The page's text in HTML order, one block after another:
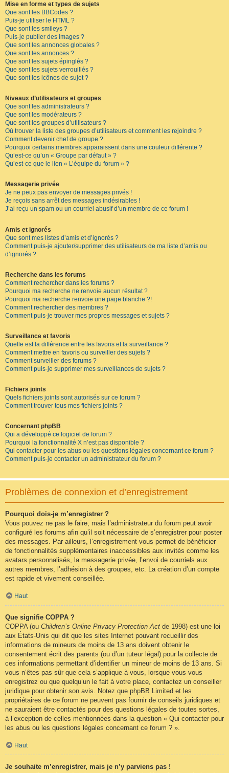
Mise en forme et types de sujets
Que sont les BBCodes ?
Puis-je utiliser le HTML ?
Que sont les smileys ?
Puis-je publier des images ?
Que sont les annonces globales ?
Que sont les annonces ?
Que sont les sujets épinglés ?
Que sont les sujets verrouillés ?
Que sont les icônes de sujet ?
Niveaux d’utilisateurs et groupes
Que sont les administrateurs ?
Que sont les modérateurs ?
Que sont les groupes d’utilisateurs ?
Où trouver la liste des groupes d’utilisateurs et comment les rejoindre ?
Comment devenir chef de groupe ?
Pourquoi certains membres apparaissent dans une couleur différente ?
Qu’est-ce qu’un « Groupe par défaut » ?
Qu’est-ce que le lien « L’équipe du forum » ?
Messagerie privée
Je ne peux pas envoyer de messages privés !
Je reçois sans arrêt des messages indésirables !
J’ai reçu un spam ou un courriel abusif d’un membre de ce forum !
Amis et ignorés
Que sont mes listes d’amis et d’ignorés ?
Comment puis-je ajouter/supprimer des utilisateurs de ma liste d’amis ou
d’ignorés ?
Recherche dans les forums
Comment rechercher dans les forums ?
Pourquoi ma recherche ne renvoie aucun résultat ?
Pourquoi ma recherche renvoie une page blanche ?!
Comment rechercher des membres ?
Comment puis-je trouver mes propres messages et sujets ?
Surveillance et favoris
Quelle est la différence entre les favoris et la surveillance ?
Comment mettre en favoris ou surveiller des sujets ?
Comment surveiller des forums ?
Comment puis-je supprimer mes surveillances de sujets ?
Fichiers joints
Quels fichiers joints sont autorisés sur ce forum ?
Comment trouver tous mes fichiers joints ?
Concernant phpBB
Qui a développé ce logiciel de forum ?
Pourquoi la fonctionnalité X n’est pas disponible ?
Qui contacter pour les abus ou les questions légales concernant ce forum ?
Comment puis-je contacter un administrateur du forum ?
Problèmes de connexion et d’enregistrement
Pourquoi dois-je m’enregistrer ?
Vous pouvez ne pas le faire, mais l’administrateur du forum peut avoir
configuré les forums afin qu’il soit nécessaire de s’enregistrer pour poster
des messages. Par ailleurs, l’enregistrement vous permet de bénéficier
de fonctionnalités supplémentaires inaccessibles aux invités comme les
avatars personnalisés, la messagerie privée, l’envoi de courriels aux
autres membres, l’adhésion à des groupes, etc. La création d’un compte
est rapide et vivement conseillée.
Haut
Que signifie COPPA ?
COPPA (ou Children’s Online Privacy Protection Act de 1998) est une loi
aux États-Unis qui dit que les sites Internet pouvant recueillir des
informations de mineurs de moins de 13 ans doivent obtenir le
consentement écrit des parents (ou d’un tuteur légal) pour la collecte de
ces informations permettant d’identifier un mineur de moins de 13 ans. Si
vous n’êtes pas sûr que cela s’applique à vous, lorsque vous vous
enregistrez ou que quelqu’un le fait à votre place, contactez un conseiller
juridique pour obtenir son avis. Notez que phpBB Limited et les
propriétaires de ce forum ne peuvent pas fournir de conseils juridiques et
ne sauraient être contactés pour des questions légales de toutes sortes,
à l’exception de celles mentionnées dans la question « Qui contacter pour
les abus ou les questions légales concernant ce forum ? ».
Haut
Je souhaite m’enregistrer, mais je n’y parviens pas !